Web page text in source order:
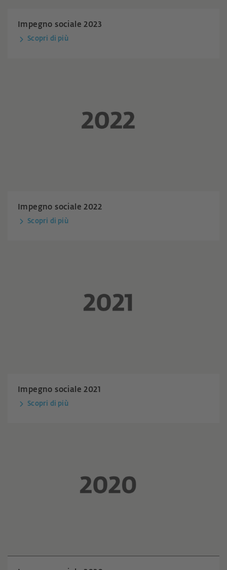
Impegno sociale 2023
Scopri di più
Impegno sociale 2022
Scopri di più
Impegno sociale 2021
Scopri di più